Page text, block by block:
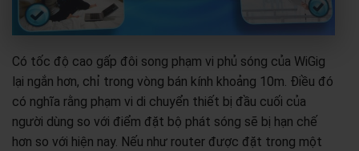
Có tốc độ cao gấp đôi song phạm vi phủ sóng của WiGig
lại ngắn hơn, chỉ trong vòng bán kính khoảng 10m. Điều đó
có nghĩa rằng phạm vi di chuyển thiết bị đầu cuối của
người dùng so với điểm đặt bộ phát sóng sẽ bị hạn chế
hơn so với hiện nay. Nếu như router được đặt trong một